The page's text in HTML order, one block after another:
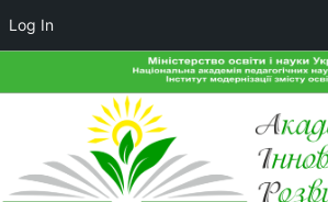
Log In